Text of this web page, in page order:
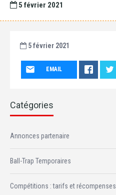
5 février 2021
5 février 2021
EMAIL
Catégories
Annonces partenaire
Ball-Trap Temporaires
Compétitions : tarifs et récompenses